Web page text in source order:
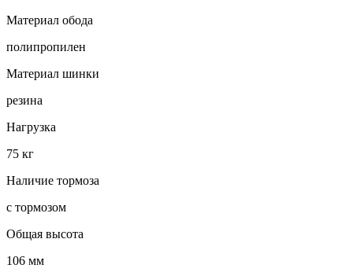
Материал обода
полипропилен
Материал шинки
резина
Нагрузка
75 кг
Наличие тормоза
с тормозом
Общая высота
106 мм